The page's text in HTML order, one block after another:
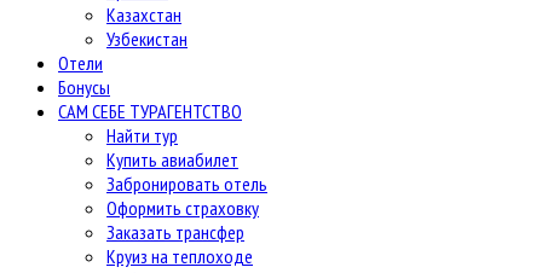
Казахстан
Узбекистан
Отели
Бонусы
САМ СЕБЕ ТУРАГЕНТСТВО
Найти тур
Купить авиабилет
Забронировать отель
Оформить страховку
Заказать трансфер
Круиз на теплоходе